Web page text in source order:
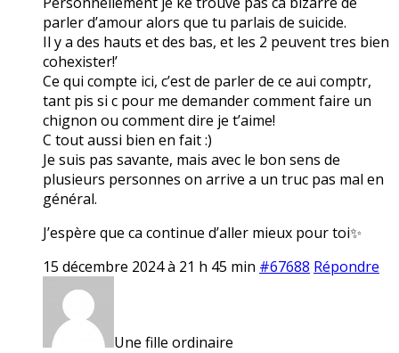
parler d’amour alors que tu parlais de suicide.
Il y a des hauts et des bas, et les 2 peuvent tres bien
cohexister!’
Ce qui compte ici, c’est de parler de ce aui comptr,
tant pis si c pour me demander comment faire un
chignon ou comment dire je t’aime!
C tout aussi bien en fait :)
Je suis pas savante, mais avec le bon sens de
plusieurs personnes on arrive a un truc pas mal en
général.
J’espère que ca continue d’aller mieux pour toi✨
15 décembre 2024 à 21 h 45 min #67688 Répondre
Une fille ordinaire